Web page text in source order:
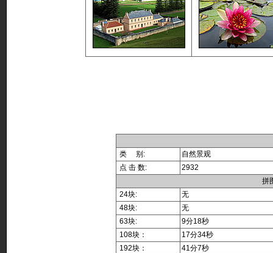
类 别:
自然景观
点 击 数:
2932
拼
24块:
无
48块:
无
63块:
9分18秒
108块：
17分34秒
192块：
41分7秒